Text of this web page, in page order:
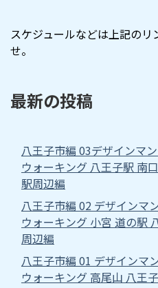
スケジュールなどは上記の
せ。
最新の投稿
八王子市編 03デザインマ
ウォーキング 八王子駅 南
駅周辺編
八王子市編 02 デザインマ
ウォーキング 小宮 道の駅
周辺編
八王子市編 01 デザインマ
ウォーキング 高尾山 八王